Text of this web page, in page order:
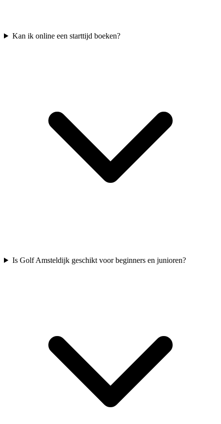
Kan ik online een starttijd boeken?
Is Golf Amsteldijk geschikt voor beginners en junioren?